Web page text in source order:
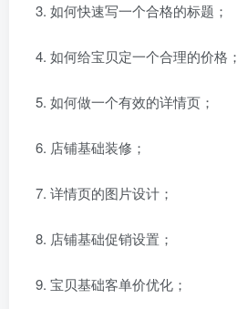
如何快速写一个合格的标题；
如何给宝贝定一个合理的价格；
如何做一个有效的详情页；
店铺基础装修；
详情页的图片设计；
店铺基础促销设置；
宝贝基础客单价优化；